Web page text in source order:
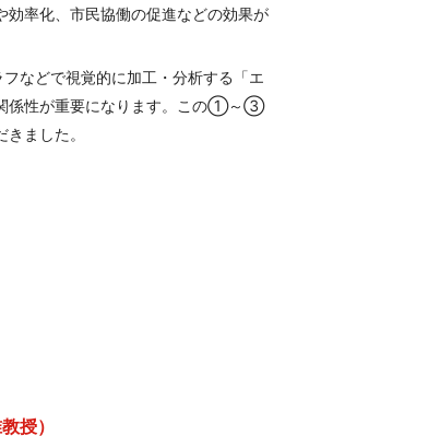
率化、市民協働の促進などの効果が
などで視覚的に加工・分析する「エ
係性が重要になります。この①～③
ました。
授）